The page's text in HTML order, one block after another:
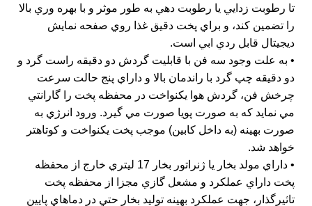
تا رطوبت زدايي يا رطوبت دهي به طور موثر و با بهره وري بالا
را تضمين كند، و براي پخت دقيق غذا روي صفحه نمايش
ديجيتال قابل ردي ابي است.
• به علت وجود سه فن با قابليت گردش دو دقيقه راست گرد و
دو دقيقه چپ گرد با راندمان بالا و داراي پنج حالت سرعت
چرخش فن، گردش هوا يكنواخت در محفظه پخت را گارانتي
مي نمايد كه به صورت پويا صورت مي گيرد. ورود انرژي به
صورت بهينه (به داخل كابين) موجب پخت يكنواخت و كوتاهتر
خواهد شد.
• داراي مولد بخار يا ژنراتور بخار 17 ليتري خارج از محفظه
پخت داراي عملكرد و مشعل گازي مجزا از محفظه پخت
تاثيرگذار، جهت عملكرد بهينه توليد بخار حتي در دماهاي پايين